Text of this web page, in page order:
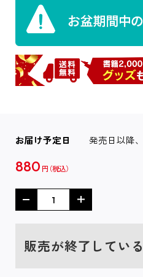
お届け予定日 発売日以降
880 円
販売が終了してい